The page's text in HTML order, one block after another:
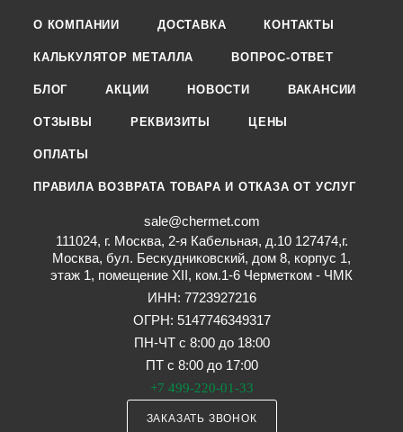
О КОМПАНИИ ДОСТАВКА КОНТАКТЫ
КАЛЬКУЛЯТОР МЕТАЛЛА ВОПРОС-ОТВЕТ
БЛОГ АКЦИИ НОВОСТИ ВАКАНСИИ
ОТЗЫВЫ РЕКВИЗИТЫ ЦЕНЫ
ОПЛАТЫ
ПРАВИЛА ВОЗВРАТА ТОВАРА И ОТКАЗА ОТ УСЛУГ
sale@chermet.com
111024, г. Москва, 2-я Кабельная, д.10 127474,г.
Москва, бул. Бескудниковский, дом 8, корпус 1,
этаж 1, помещение XII, ком.1-6 Черметком - ЧМК
ИНН: 7723927216
ОГРН: 5147746349317
ПН-ЧТ с 8:00 до 18:00
ПТ с 8:00 до 17:00
+7 499-220-01-33
ЗАКАЗАТЬ ЗВОНОК